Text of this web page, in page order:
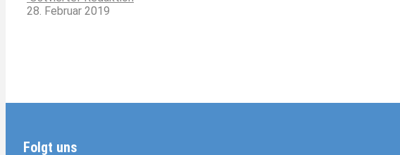
28. Februar 2019
Folgt uns